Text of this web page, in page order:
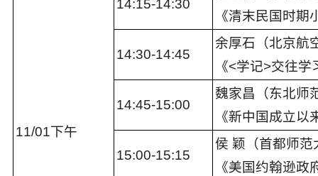
11/01下午
14:15-14:30
《清末民国时
14:30-14:45
余厚石（北京航
《<学记>交往
14:45-15:00
魏家昌（东北师
《新中国成立
15:00-15:15
侯 颖（首都师范
《美国约翰逊